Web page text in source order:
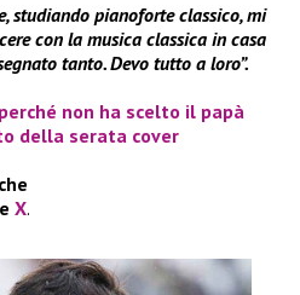
studiando pianoforte classico, mi
con la musica classica in casa
tanto. Devo tutto a loro”.
non ha scelto il papà
della serata cover
e X.